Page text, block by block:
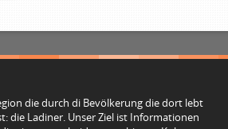
die durch di Bevölkerung die dort lebt
die Ladiner. Unser Ziel ist Informationen